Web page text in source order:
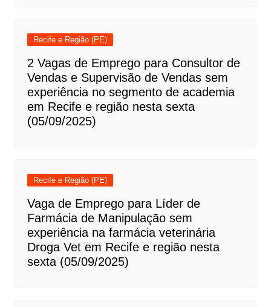
Recife e Região (PE)
2 Vagas de Emprego para Consultor de
Vendas e Supervisão de Vendas sem
experiência no segmento de academia
em Recife e região nesta sexta
(05/09/2025)
Recife e Região (PE)
Vaga de Emprego para Líder de
Farmácia de Manipulação sem
experiência na farmácia veterinária
Droga Vet em Recife e região nesta
sexta (05/09/2025)